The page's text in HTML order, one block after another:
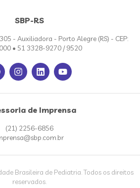
SBP-RS
- Auxiliadora - Porto Alegre (RS) - CEP:
• 51 3328-9270 / 9520
de Imprensa
(21) 2256-6856
Brasileira de Pediatria. Todos os direitos
reservados.